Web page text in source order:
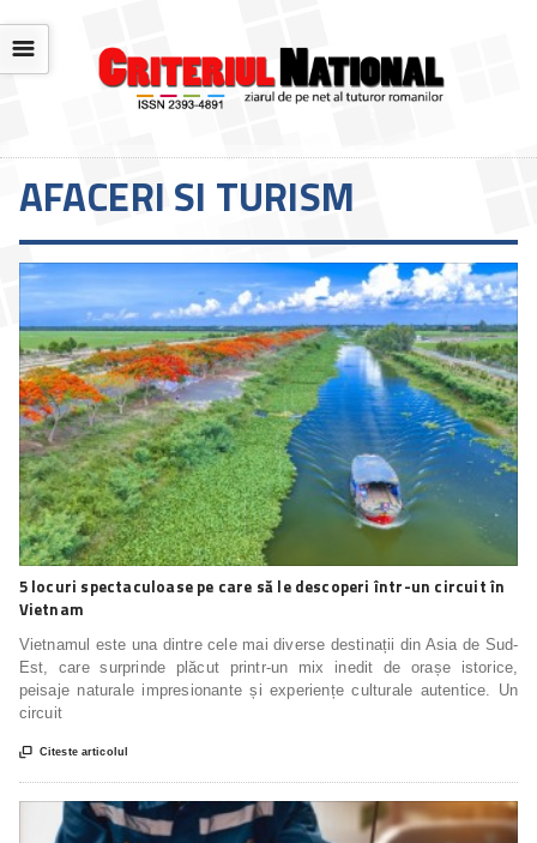
☰
AFACERI SI TURISM
5 locuri spectaculoase pe care să le descoperi într-un circuit în
Vietnam
Vietnamul este una dintre cele mai diverse destinații din Asia de Sud-
Est, care surprinde plăcut printr-un mix inedit de orașe istorice,
peisaje naturale impresionante și experiențe culturale autentice. Un
circuit
 Citeste articolul